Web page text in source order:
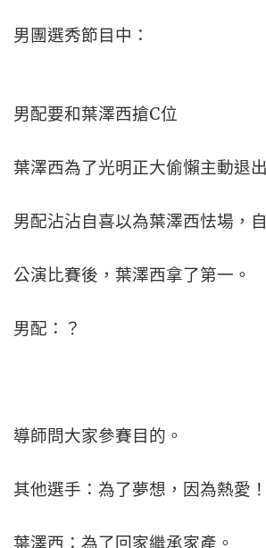
男團選秀節目中：
男配要和葉澤西搶C位
葉澤西為了光明正大偷懶主動退
男配沾沾自喜以為葉澤西怯場，
公演比賽後，葉澤西拿了第一。
男配：？
導師問大家參賽目的。
其他選手：為了夢想，因為熱愛！
葉澤西：為了回家繼承家產。